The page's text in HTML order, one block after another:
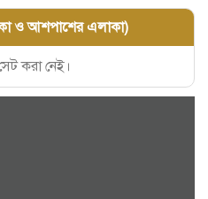
ও আশপাশের এলাকা)
করা নেই।